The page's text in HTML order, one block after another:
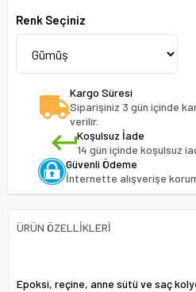
Renk Seçiniz
Kargo Süresi
Siparişiniz 3 gün içinde
verilir.
Koşulsuz İade
14 gün içinde koşulsuz
Güvenli Ödeme
İnternette alışverişe
ÜRÜN ÖZELLIKLERI
Epoksi, reçine, anne sütü ve saç